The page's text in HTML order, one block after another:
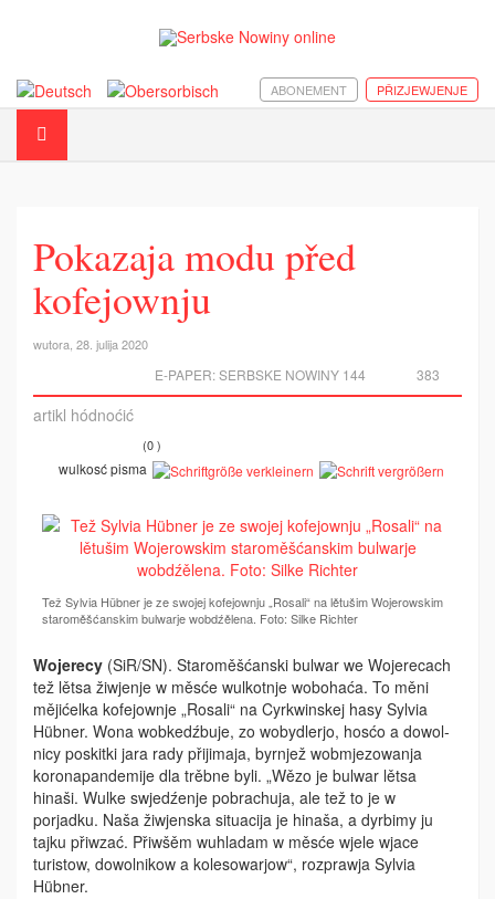
PŘIZJEWJENJE
ABONEMENT
Pokazaja modu před
kofejownju
wutora, 28. julija 2020
383
E-PAPER:SERBSKE NOWINY 144
artikl hódnoćić
(0 )
wulkosć pisma
Tež Sylvia Hübner je ze swojej kofejownju „Rosali“ na lětušim Wojerowskim
staroměšćanskim bulwarje wobdźělena. Foto: Silke Richter
Wojerecy (SiR/SN). Staroměšćanski bulwar we Wojerecach
tež lětsa žiwjenje w měsće wulkotnje wobohaća. To měni
mějićelka kofejownje „Rosali“ na Cyrkwinskej hasy Sylvia
Hübner. Wona wobkedź­buje, zo wobydlerjo, hosćo a dowol­
nicy poskitki jara rady přiji­maja, byrnjež wobmjezowanja
korona­pandemije dla trěbne byli. „Wězo je bulwar­ lětsa
hinaši. Wulke swjedźenje pobrachuja, ale tež to je w
porjadku. Naša­ žiwjenska situacija je hinaša, a dyr­bimy ju
tajku přiwzać. Při­wšěm wu­hladam w měsće wjele wjace
turistow, dowolnikow a kolesowarjow“, rozprawja Sylvia
Hübner.